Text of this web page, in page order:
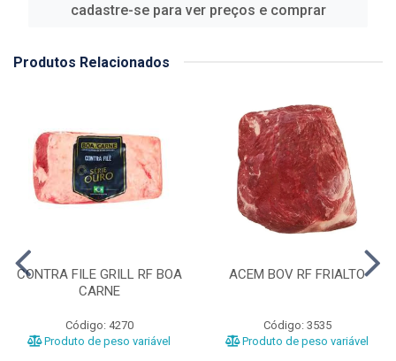
cadastre-se para ver preços e comprar
Produtos Relacionados
CONTRA FILE GRILL RF BOA
CARNE
Código: 4270
Produto de peso variável
ACEM BOV RF FRIALTO
Código: 3535
Produto de peso variável